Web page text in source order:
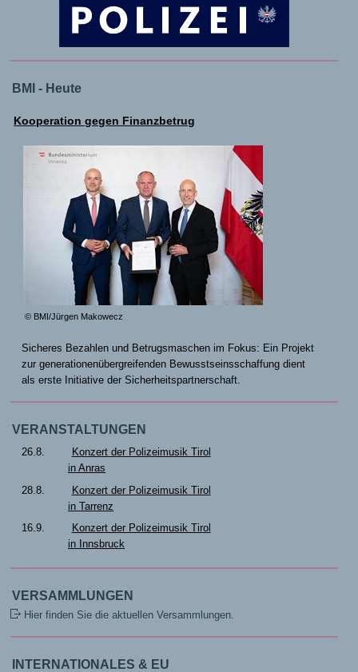
BMI - Heute
Kooperation gegen Finanzbetrug
© BMI/Jürgen Makowecz
Sicheres Bezahlen und Betrugsmaschen im Fokus: Ein Projekt
zur generationenübergreifenden Bewusstseinsschaffung dient
als erste Initiative der Sicherheitspartnerschaft.
VERANSTALTUNGEN
26.8.
Konzert der Polizeimusik Tirol
in Anras
28.8.
Konzert der Polizeimusik Tirol
in Tarrenz
16.9.
Konzert der Polizeimusik Tirol
in Innsbruck
VERSAMMLUNGEN
Hier finden Sie die aktuellen Versammlungen.
INTERNATIONALES & EU